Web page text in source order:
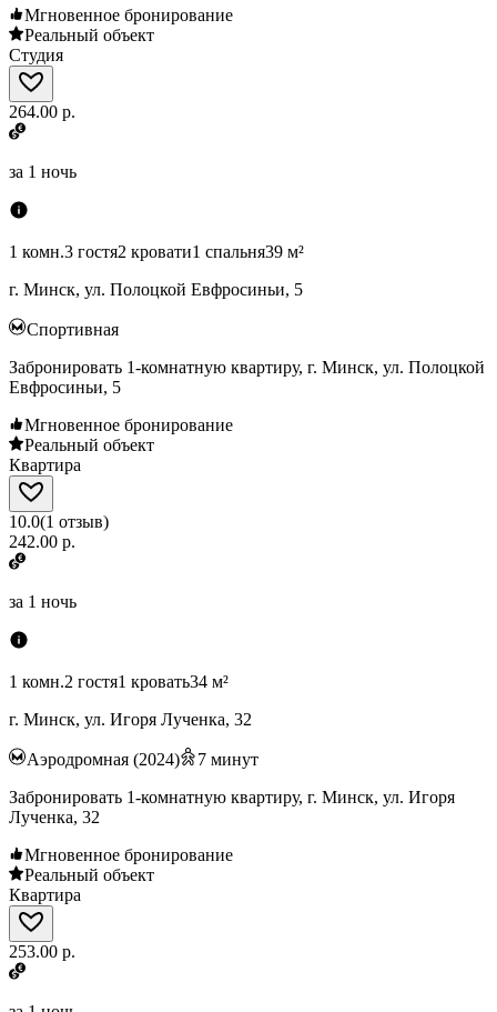
Мгновенное бронирование
Реальный объект
Студия
264.00 р.
за 1 ночь
1 комн.3 гостя2 кровати1 спальня39 м²
г. Минск, ул. Полоцкой Евфросиньи, 5
Спортивная
Забронировать 1-комнатную квартиру, г. Минск, ул. Полоцкой
Евфросиньи, 5
Мгновенное бронирование
Реальный объект
Квартира
10.0(1 отзыв)
242.00 р.
за 1 ночь
1 комн.2 гостя1 кровать34 м²
г. Минск, ул. Игоря Лученка, 32
Аэродромная (2024) 7 минут
Забронировать 1-комнатную квартиру, г. Минск, ул. Игоря
Лученка, 32
Мгновенное бронирование
Реальный объект
Квартира
253.00 р.